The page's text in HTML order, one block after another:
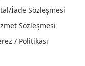
İade Sözleşmesi
Sözleşmesi
/ Politikası